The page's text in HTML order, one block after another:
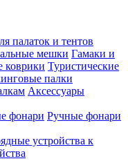
палаток и тентов
мешки Гамаки и
коврики Туристические
палки
Аксессуары
фонари Ручные фонари
устройства к